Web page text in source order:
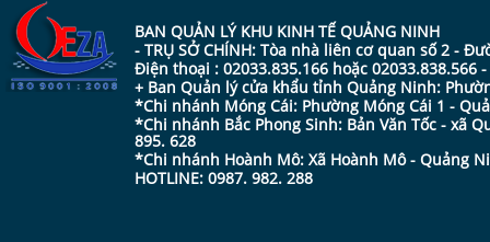
BAN QUẢN LÝ KHU KINH TẾ QUẢNG NINH
- TRỤ SỞ CHÍNH: Tòa nhà liên cơ quan số 2 -
Điện thoại : 02033.835.166 hoặc 02033.838.566
+ Ban Quản lý cửa khẩu tỉnh Quảng Ninh:
*Chi nhánh Móng Cái: Phường Móng Cái 1 -
*Chi nhánh Bắc Phong Sinh: Bản Văn Tốc - xã
895. 628
*Chi nhánh Hoành Mô: Xã Hoành Mô - Quảng
HOTLINE: 0987. 982. 288